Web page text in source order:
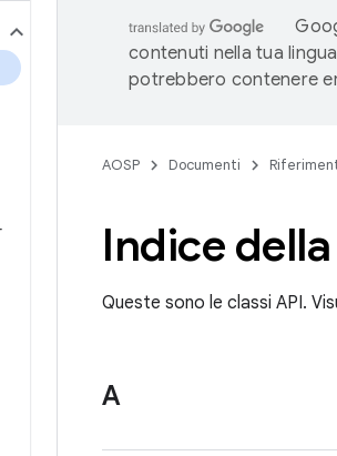
contenuti nella tua
potrebbero contenere
AOSP Documenti
Indice
Queste sono le classi API.
A